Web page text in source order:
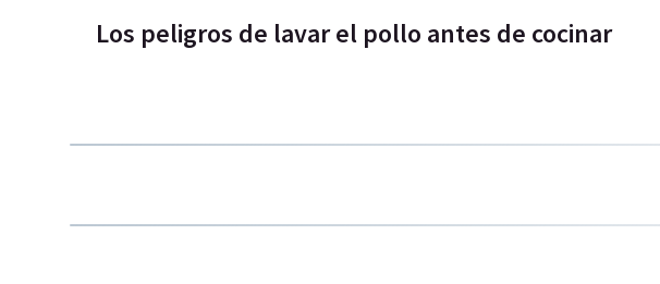
Los peligros de lavar el pollo antes de cocinar